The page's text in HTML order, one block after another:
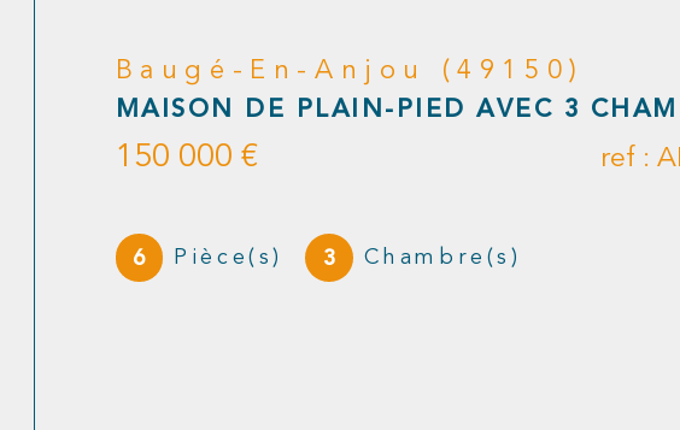
Angers (49100)
MAGNIFIQUE APPARTEMENT CENTRE
ANGERS
5 2